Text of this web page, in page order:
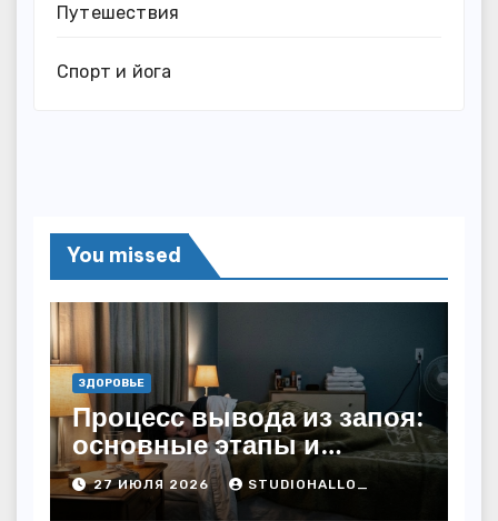
Путешествия
Спорт и йога
You missed
ЗДОРОВЬЕ
Процесс вывода из запоя:
основные этапы и
методы
27 ИЮЛЯ 2026 STUDIOHALLO_